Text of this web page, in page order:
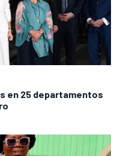
en 25 departamentos